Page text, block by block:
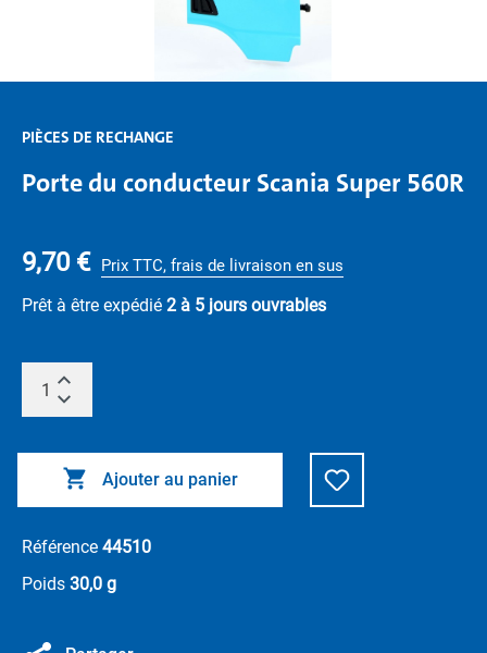
PIÈCES DE RECHANGE
Porte du conducteur Scania Super 560R
9,70 € Prix TTC, frais de livraison en sus
Prêt à être expédié 2 à 5 jours ouvrables
Ajouter au panier
Référence 44510
Poids 30,0 g